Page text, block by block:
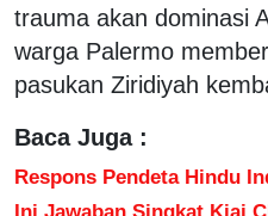
trauma akan dominasi
warga Palermo
pasukan Ziridiyah
Baca Juga :
Respons Pendeta Hindu
Ini Jawaban Singkat Kiai